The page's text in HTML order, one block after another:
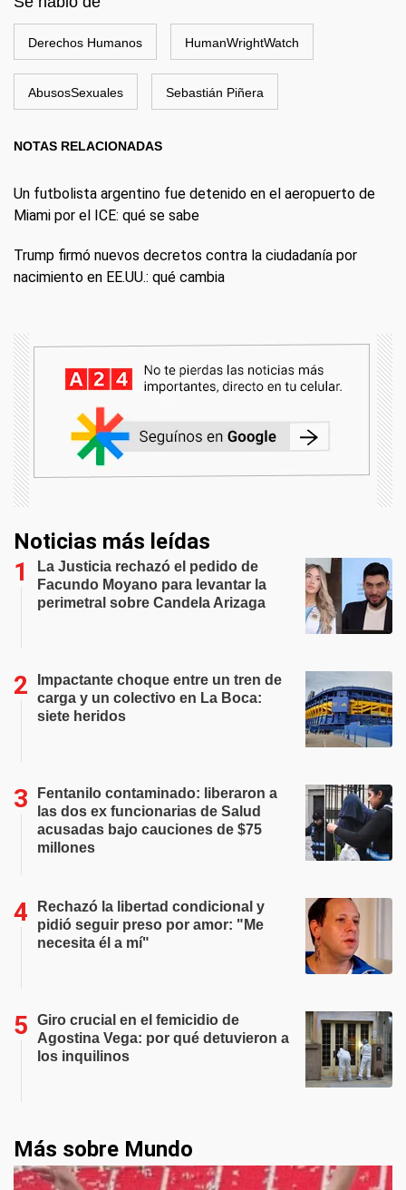
Derechos Humanos HumanWrightWatch
AbusosSexuales Sebastián Piñera
NOTAS RELACIONADAS
Un futbolista argentino fue detenido en el aeropuerto de
Miami por el ICE: qué se sabe
Trump firmó nuevos decretos contra la ciudadanía por
nacimiento en EE.UU.: qué cambia
Noticias más leídas
La Justicia rechazó el pedido de
Facundo Moyano para levantar la
perimetral sobre Candela Arizaga
Impactante choque entre un tren de
carga y un colectivo en La Boca:
siete heridos
Fentanilo contaminado: liberaron a
las dos ex funcionarias de Salud
acusadas bajo cauciones de $75
millones
Rechazó la libertad condicional y
pidió seguir preso por amor: "Me
necesita él a mí"
Giro crucial en el femicidio de
Agostina Vega: por qué detuvieron a
los inquilinos
Más sobre Mundo